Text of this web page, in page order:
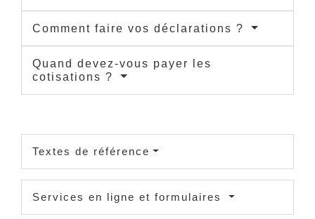
Comment faire vos déclarations ?
Quand devez-vous payer les
cotisations ?
Textes de référence
Services en ligne et formulaires